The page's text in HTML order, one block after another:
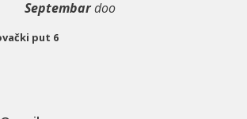
Septembardoo
put 6